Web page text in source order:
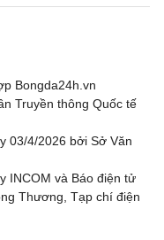
Vasco da Gama
Palmeiras
- 06/08
Bongda24h.vn
Truyền thông Quốc tế
03/4/2026 bởi Sở Văn
INCOM và Báo điện tử
Thương, Tạp chí điện